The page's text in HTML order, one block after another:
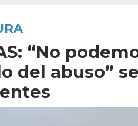
“No
del abuso”